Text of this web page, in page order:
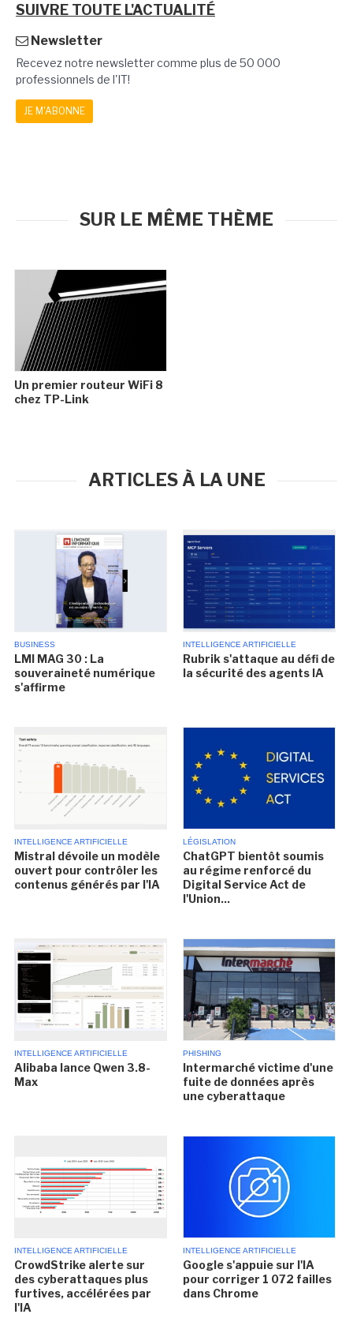
SUIVRE TOUTE L'ACTUALITÉ
Newsletter
Recevez notre newsletter comme plus de 50 000
professionnels de l'IT!
JE M'ABONNE
SUR LE MÊME THÈME
Un premier routeur WiFi 8
chez TP-Link
ARTICLES À LA UNE
BUSINESS
LMI MAG 30 : La
souveraineté numérique
s'affirme
INTELLIGENCE ARTIFICIELLE
Rubrik s'attaque au défi de
la sécurité des agents IA
INTELLIGENCE ARTIFICIELLE
Mistral dévoile un modèle
ouvert pour contrôler les
contenus générés par l'IA
LÉGISLATION
ChatGPT bientôt soumis
au régime renforcé du
Digital Service Act de
l'Union...
INTELLIGENCE ARTIFICIELLE
Alibaba lance Qwen 3.8-
Max
PHISHING
Intermarché victime d'une
fuite de données après
une cyberattaque
INTELLIGENCE ARTIFICIELLE
CrowdStrike alerte sur
des cyberattaques plus
furtives, accélérées par
l'IA
INTELLIGENCE ARTIFICIELLE
Google s'appuie sur l'IA
pour corriger 1 072 failles
dans Chrome